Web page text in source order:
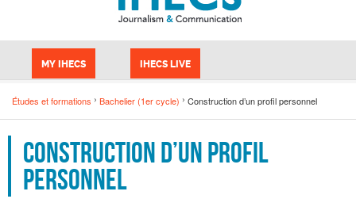
MY IHECS IHECS LIVE
Études et formations Bachelier (1er cycle) Construction d’un profil personnel
Construction d’un profil
personnel